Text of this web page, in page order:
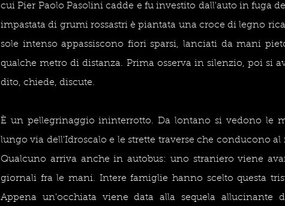
cui Pier Paolo Pasolini cadde e fu investito dall'auto in fuga
impastata di grumi rossastri è piantata una croce di legno
sole intenso appassiscono fiori sparsi, lanciati da mani
qualche metro di distanza. Prima osserva in silenzio, poi si
dito, chiede, discute.
È un pellegrinaggio ininterrotto. Da lontano si vedono le
lungo via dell'Idroscalo e le strette traverse che conducono
Qualcuno arriva anche in autobus: uno straniero viene
giornali fra le mani. Intere famiglie hanno scelto questa
Appena un'occhiata viene data alla sequela allucinante